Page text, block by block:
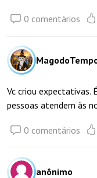
0 comentários
Vc criou expectativas.
pessoas atendem às
0 comentários
anônimo